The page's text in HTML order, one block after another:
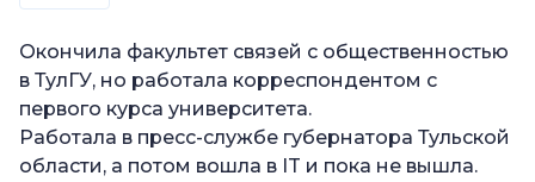
Окончила факультет связей с общественностью
в ТулГУ, но работала корреспондентом с
первого курса университета.
Работала в пресс-службе губернатора Тульской
области, а потом вошла в IT и пока не вышла.